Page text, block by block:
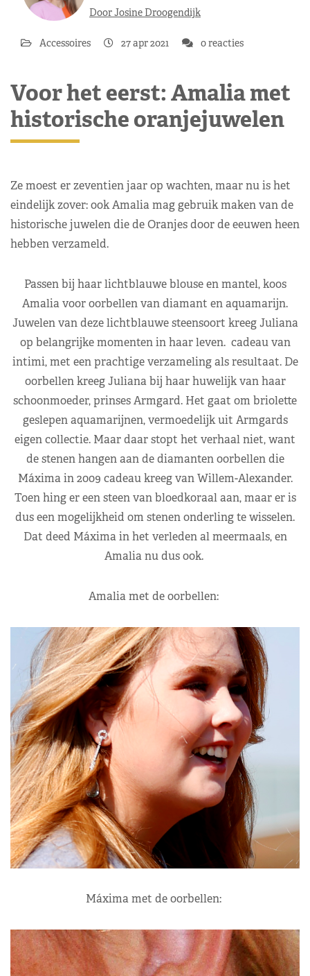
Door Josine Droogendijk
Accessoires 27 apr 2021 0 reacties
Voor het eerst: Amalia met
historische oranjejuwelen
Ze moest er zeventien jaar op wachten, maar nu is het
eindelijk zover: ook Amalia mag gebruik maken van de
historische juwelen die de Oranjes door de eeuwen heen
hebben verzameld.
Passen bij haar lichtblauwe blouse en mantel, koos
Amalia voor oorbellen van diamant en aquamarijn.
Juwelen van deze lichtblauwe steensoort kreeg Juliana
op belangrijke momenten in haar leven. cadeau van
intimi, met een prachtige verzameling als resultaat. De
oorbellen kreeg Juliana bij haar huwelijk van haar
schoonmoeder, prinses Armgard. Het gaat om briolette
geslepen aquamarijnen, vermoedelijk uit Armgards
eigen collectie. Maar daar stopt het verhaal niet, want
de stenen hangen aan de diamanten oorbellen die
Máxima in 2009 cadeau kreeg van Willem-Alexander.
Toen hing er een steen van bloedkoraal aan, maar er is
dus een mogelijkheid om stenen onderling te wisselen.
Dat deed Máxima in het verleden al meermaals, en
Amalia nu dus ook.
Amalia met de oorbellen:
Máxima met de oorbellen: